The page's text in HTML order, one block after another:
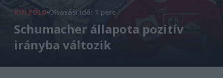
KÜLFÖLD Olvasási idő: 1 perc
Schumacher állapota pozitív
irányba változik